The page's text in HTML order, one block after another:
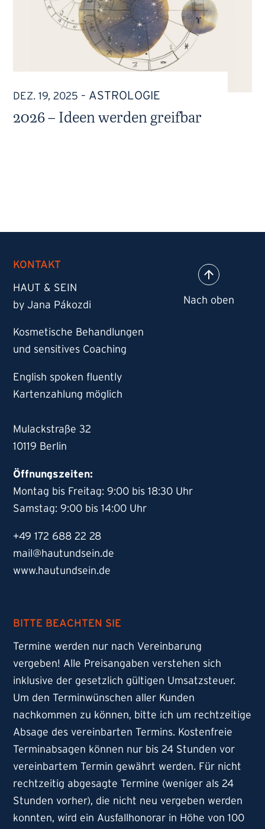
2026 – Ideen werden greifbar
DEZ. 19, 2025 – ASTROLOGIE
KONTAKT
HAUT & SEIN
by Jana Pákozdi
Kosmetische Behandlungen
und sensitives Coaching
English spoken fluently
Kartenzahlung möglich
Mulackstraße 32
10119 Berlin
Öffnungszeiten:
Montag bis Freitag: 9:00 bis 18:30 Uhr
Samstag: 9:00 bis 14:00 Uhr
+49 172 688 22 28
mail@hautundsein.de
www.hautundsein.de
BITTE BEACHTEN SIE
Termine werden nur nach Vereinbarung
vergeben! Alle Preisangaben verstehen sich
inklusive der gesetzlich gültigen Umsatzsteuer.
Um den Terminwünschen aller Kunden
nachkommen zu können, bitte ich um rechtzeitige
Absage des vereinbarten Termins. Kostenfreie
Terminabsagen können nur bis 24 Stunden vor
vereinbartem Termin gewährt werden. Für nicht
rechtzeitig abgesagte Termine (weniger als 24
Stunden vorher), die nicht neu vergeben werden
konnten, wird ein Ausfallhonorar in Höhe von 100